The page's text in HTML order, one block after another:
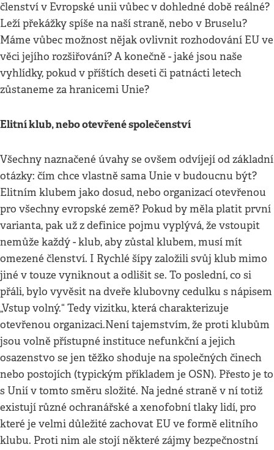
členství v Evropské unii vůbec v dohledné době reálné?
Leží překážky spíše na naší straně, nebo v Bruselu?
Máme vůbec možnost nějak ovlivnit rozhodování EU ve
věci jejího rozšiřování? A konečně - jaké jsou naše
vyhlídky, pokud v příštích deseti či patnácti letech
zůstaneme za hranicemi Unie?
Elitní klub, nebo otevřené společenství
Všechny naznačené úvahy se ovšem odvíjejí od základní
otázky: čím chce vlastně sama Unie v budoucnu být?
Elitním klubem jako dosud, nebo organizací otevřenou
pro všechny evropské země? Pokud by měla platit první
varianta, pak už z definice pojmu vyplývá, že vstoupit
nemůže každý - klub, aby zůstal klubem, musí mít
omezené členství. I Rychlé šípy založili svůj klub mimo
jiné v touze vyniknout a odlišit se. To poslední, co si
přáli, bylo vyvěsit na dveře klubovny cedulku s nápisem
„Vstup volný.“ Tedy vizitku, která charakterizuje
otevřenou organizaci.Není tajemstvím, že proti klubům
jsou volně přístupné instituce nefunkční a jejich
osazenstvo se jen těžko shoduje na společných činech
nebo postojích (typickým příkladem je OSN). Přesto je to
s Unií v tomto směru složité. Na jedné straně v ní totiž
existují různé ochranářské a xenofobní tlaky lidí, pro
které je velmi důležité zachovat EU ve formě elitního
klubu. Proti nim ale stojí některé zájmy bezpečnostní